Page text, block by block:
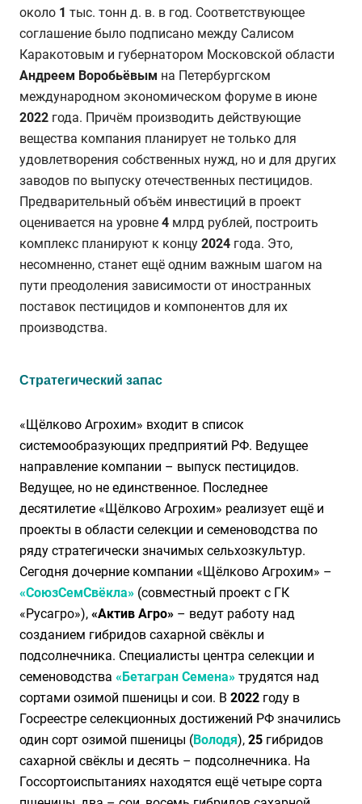
около 1 тыс. тонн д. в. в год. Соответствующее
соглашение было подписано между Салисом
Каракотовым и губернатором Московской области
Андреем Воробьёвым на Петербургском
международном экономическом форуме в июне
2022 года. Причём производить действующие
вещества компания планирует не только для
удовлетворения собственных нужд, но и для других
заводов по выпуску отечественных пестицидов.
Предварительный объём инвестиций в проект
оценивается на уровне 4 млрд рублей, построить
комплекс планируют к концу 2024 года. Это,
несомненно, станет ещё одним важным шагом на
пути преодоления зависимости от иностранных
поставок пестицидов и компонентов для их
производства.
Стратегический запас
«Щёлково Агрохим» входит в список
системообразующих предприятий РФ. Ведущее
направление компании – выпуск пестицидов.
Ведущее, но не единственное. Последнее
десятилетие «Щёлково Агрохим» реализует ещё и
проекты в области селекции и семеноводства по
ряду стратегически значимых сельхозкультур.
Сегодня дочерние компании «Щёлково Агрохим» –
«СоюзСемСвёкла» (совместный проект с ГК
«Русагро»), «Актив Агро» – ведут работу над
созданием гибридов сахарной свёклы и
подсолнечника. Специалисты центра селекции и
семеноводства «Бетагран Семена» трудятся над
сортами озимой пшеницы и сои. В 2022 году в
Госреестре селекционных достижений РФ значились
один сорт озимой пшеницы (Володя), 25 гибридов
сахарной свёклы и десять – подсолнечника. На
Госсортоиспытаниях находятся ещё четыре сорта